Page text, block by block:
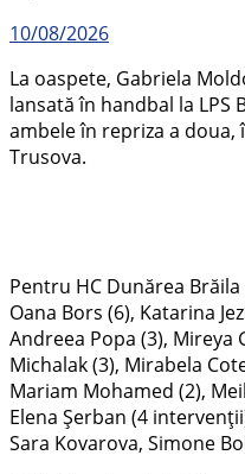
10/08/2026
La oaspete, Gabriela
lansată în handbal la LPS
ambele în repriza a
Trusova.
Pentru HC Dunărea
Oana Bors (6), Katarina
Andreea Popa (3), Mireya
Michalak (3), Mirabela
Mariam Mohamed (2),
Elena Șerban (4
Sara Kovarova, Simone